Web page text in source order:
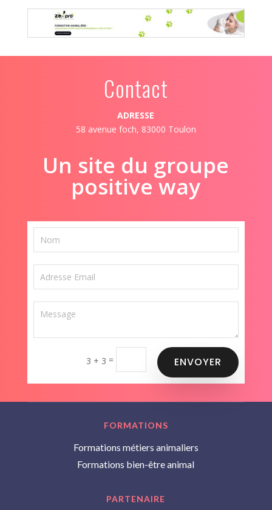
Contact
ADRESSE
58 avenue foch, 83000 Toulon
Un site du groupe
positive way
3 + 3 = ENVOYER
FORMATIONS
Formations métiers animaliers
Formations bien-être animal
PARTENAIRE